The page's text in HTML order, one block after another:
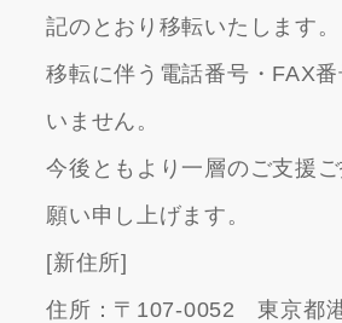
記のとおり移転いたします。
移転に伴う電話番号・FAX
いません。
今後ともより一層のご支援
願い申し上げます。
[新住所]
住所：〒107-0052 東京都